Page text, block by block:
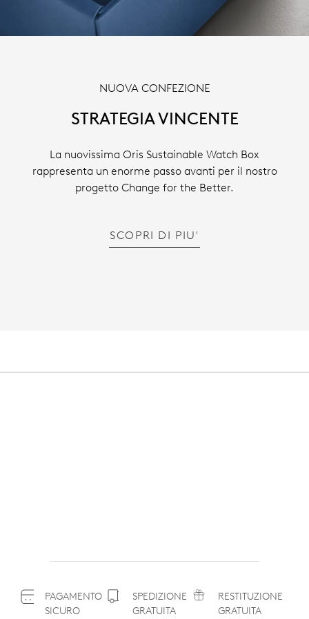
NUOVA CONFEZIONE
STRATEGIA VINCENTE
La nuovissima Oris Sustainable Watch Box
rappresenta un enorme passo avanti per il nostro
progetto Change for the Better.
SCOPRI DI PIU'
PAGAMENTO
SICURO
SPEDIZIONE
GRATUITA
RESTITUZIONE
GRATUITA